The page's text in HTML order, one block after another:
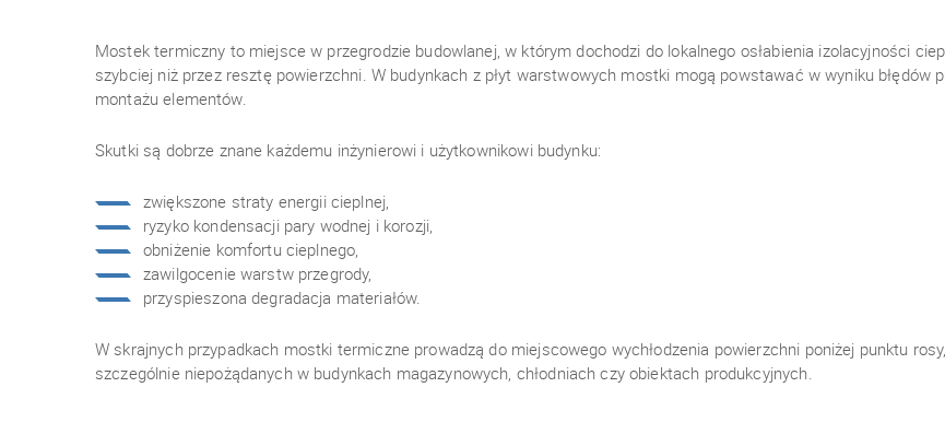
Mostek termiczny to miejsce w przegrodzie budowlanej, w którym dochodzi do lokalnego osłabienia izolacyjności
szybciej niż przez resztę powierzchni. W budynkach z płyt warstwowych mostki mogą powstawać w wyniku błędów
montażu elementów.
Skutki są dobrze znane każdemu inżynierowi i użytkownikowi budynku:
zwiększone straty energii cieplnej,
ryzyko kondensacji pary wodnej i korozji,
obniżenie komfortu cieplnego,
zawilgocenie warstw przegrody,
przyspieszona degradacja materiałów.
W skrajnych przypadkach mostki termiczne prowadzą do miejscowego wychłodzenia powierzchni poniżej punktu
szczególnie niepożądanych w budynkach magazynowych, chłodniach czy obiektach produkcyjnych.